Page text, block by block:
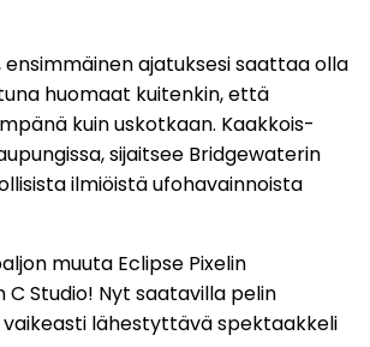
ajatuksesi saattaa olla
huomaat kuitenkin, että
kuin uskotkaan. Kaakkois-
sijaitsee Bridgewaterin
ilmiöistä ufohavainnoista
muuta Eclipse Pixelin
Studio! Nyt saatavilla pelin
lähestyttävä spektaakkeli